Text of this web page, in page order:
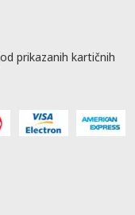
prikazanih kartičnih